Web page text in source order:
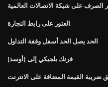
الصرف على شبكة الاتصالات العالمية
العثور على رابط التجارة
الحد يصل الحد أسفل وقفة التداول
فرنك بلجيكي إلى [أوسد]
ضريبة القيمة المضافة على الانترنت